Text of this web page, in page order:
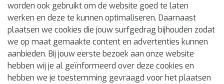
worden ook gebruikt om de website goed te laten
werken en deze te kunnen optimaliseren. Daarnaast
plaatsen we cookies die jouw surfgedrag bijhouden zodat
we op maat gemaakte content en advertenties kunnen
aanbieden. Bij jouw eerste bezoek aan onze website
hebben wij je al geïnformeerd over deze cookies en
hebben we je toestemming gevraagd voor het plaatsen